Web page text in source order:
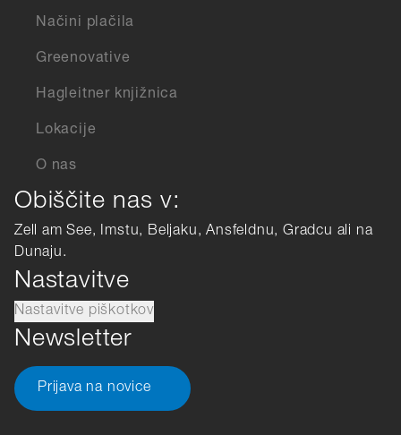
Načini plačila
Greenovative
Hagleitner knjižnica
Lokacije
O nas
Obiščite nas v:
Zell am See, Imstu, Beljaku, Ansfeldnu, Gradcu ali na
Dunaju.
Nastavitve
Nastavitve piškotkov
Newsletter
Prijava na novice